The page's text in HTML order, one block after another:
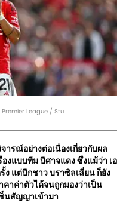
League / Stu
รณ์อย่างต่อเนื่องเกี่ยวกับผล
งแบบทีม ปีศาจแดง ซึ่งแม้ว่า เอ
ง แต่ปีกชาว บราซิลเลี่ยน ก็ยัง
าค่าตัวได้จนถูกมองว่าเป็น
นสัญญาเข้ามา